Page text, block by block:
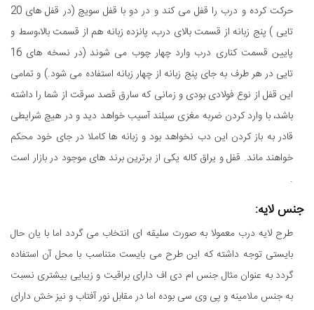
حرکت کرده و درب را قفل می کند و در دو با قفل سویچ (در قفل های 20
تایی ) پنج زبانه از قسمت بالای درب، پانزده زبانه هم از قسمت بالا،وسط و
پایین قسمت کناری درب وارد چهار چوب می شوند (در نسخه های 16
تایی در هر طرف به جای پنج زبانه از چهار زبانه استفاده می شود.) و تمامی
این قفل از نوع فولادی بودی و زمانی که سارق قصد سرقت از شما را داشته
باشد، با وارد کردن ضربه مغزی سیلند آسیب خواهد دید و در هیچ شرایطی
قادر به باز کردن این دب نخواهد بود و زبانه ها کاملا در جای خود محکم
خواهند ماند. قفل و یراق کاله یکی از برترین برند های موجود در بازار است
.
جنس لایه:
طرح لایه درب معمولا به صورت سلیقه ای انتخاب می گردد اما با یان حال
بایستی توجه داشته که این طرح می بایست متناسب با محل آن استفاده
گردد به عنوان مثال جنس ام دی اف دارای براقیت و زیبایی بیشتری نسبت
به جنس ملامینه و پی وی سی بوده اما در مقابل نور آفتاب و نیز خش دارای